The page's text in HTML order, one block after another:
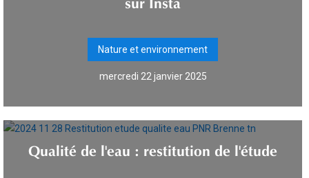
Nature et environnement
mercredi 22 janvier 2025
Qualité de l'eau : restitution de l'étude